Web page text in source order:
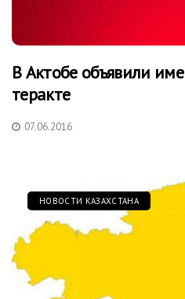
В Актобе объявили
теракте
07.06.2016
НОВОСТИ КАЗАХСТАНА